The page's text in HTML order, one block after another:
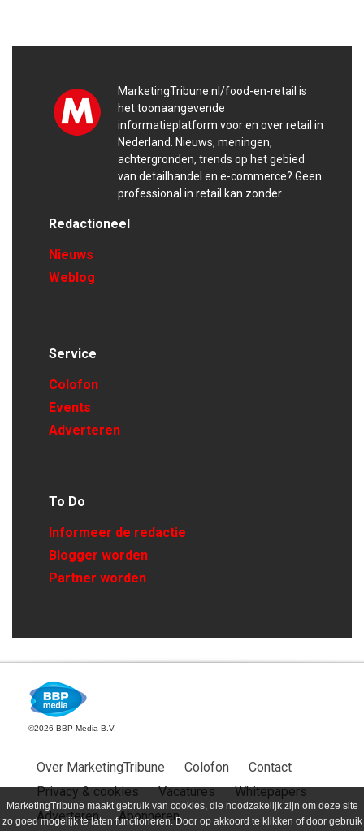
MarketingTribune maakt gebruik van cookies, die noodzakelijk zijn om deze site
zo goed mogelijk te laten functioneren. Door op akkoord te klikken of door gebruik
MarketingTribune.nl/food-en-retail is
het toonaangevende
informatieplatform voor en over retail in
Nederland. Nieuws, meningen,
achtergronden, trends op het gebied
van detailhandel en e-commerce? Geen
professional in retail kan zonder.
Redactioneel
Nieuws
Weblog
Service
Colofon
Events
Adverteren
To Do
Informeer de redactie
Blogger worden
Partner worden
©2026 BBP Media B.V.
Over MarketingTribune Colofon
Contact
Privacy & cookies
Vacatures
Whitepapers
Adverteren
Abonneren